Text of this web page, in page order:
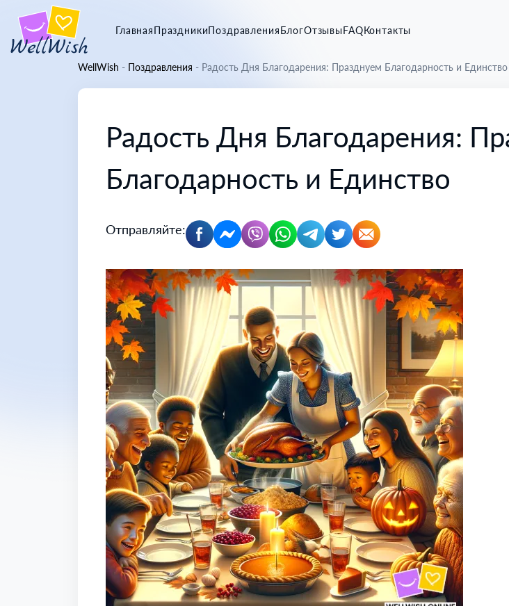
ГлавнаяПраздникиПоздравленияБлогОтзывыFAQКонтакты
WellWish - Поздравления - Радость Дня Благодарения: Празднуем Благодарность и Единство
Радость Дня Благодарения:
Благодарность и Единство
Отправляйте: